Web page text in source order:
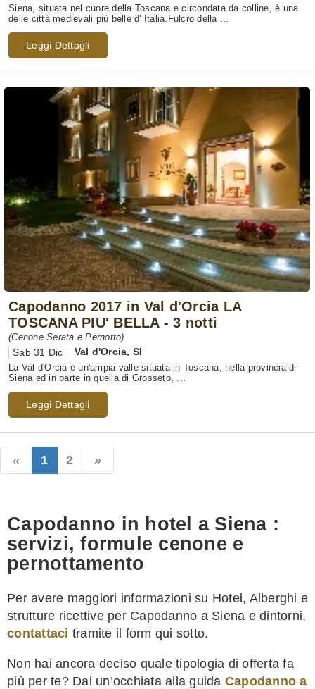
Siena, situata nel cuore della Toscana e circondata da colline, è una
delle città medievali più belle d' Italia.Fulcro della ...
Leggi Dettagli
Capodanno 2017 in Val d'Orcia LA
TOSCANA PIU' BELLA - 3 notti
(Cenone Serata e Pernotto)
Sab 31 Dic Val d'Orcia, SI
La Val d'Orcia è un'ampia valle situata in Toscana, nella provincia di
Siena ed in parte in quella di Grosseto, ...
Leggi Dettagli
1 2
Capodanno in hotel a Siena :
servizi, formule cenone e
pernottamento
Per avere maggiori informazioni su Hotel, Alberghi e
strutture ricettive per Capodanno a Siena e dintorni,
contattaci tramite il form qui sotto.
Non hai ancora deciso quale tipologia di offerta fa
più per te? Dai un’occhiata alla guida Capodanno a